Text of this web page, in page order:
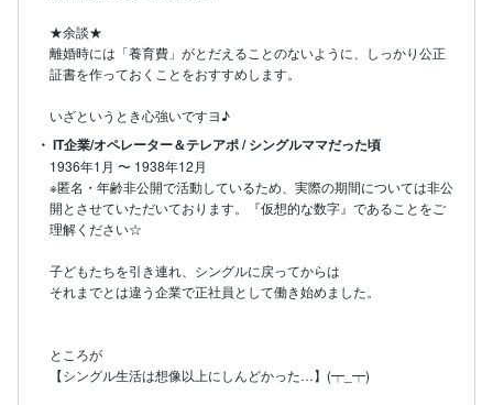
★余談★
離婚時には「養育費」がとだえることのないように、しっかり公正
証書を作っておくことをおすすめします。
いざというとき心強いですヨ♪
・ IT企業/オペレーター＆テレアポ / シングルママだった頃
1936年1月 〜 1938年12月
※匿名・年齢非公開で活動しているため、実際の期間については非公
開とさせていただいております。『仮想的な数字』であることをご
理解ください☆
子どもたちを引き連れ、シングルに戻ってからは
それまでとは違う企業で正社員として働き始めました。
ところが
【シングル生活は想像以上にしんどかった…】(┯_┯)